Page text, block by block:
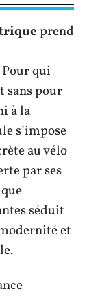
prend
qui
sans pour
à la
s’impose
au vélo
par ses
séduit
et